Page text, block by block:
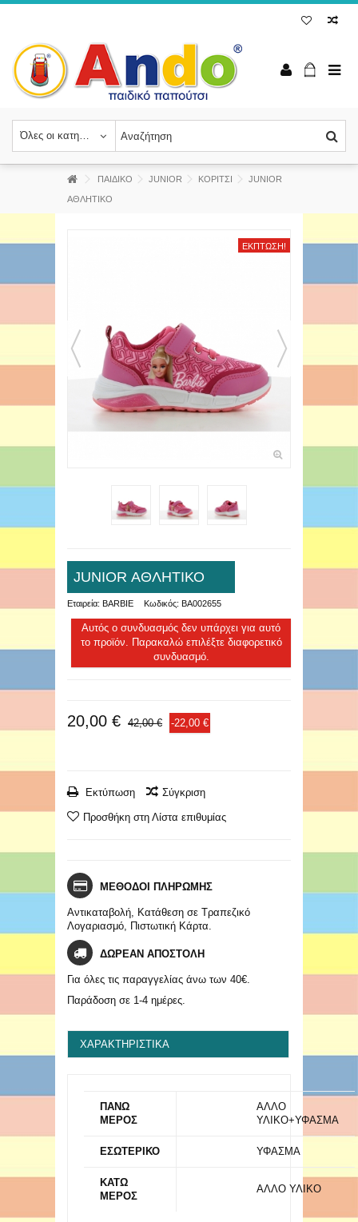
Όλες οι κατηγορίες
ΠΑΙΔΙΚΟ JUNIOR ΚΟΡΙΤΣΙ JUNIOR
ΑΘΛΗΤΙΚΟ
ΈΚΠΤΩΣΗ!
JUNIOR ΑΘΛΗΤΙΚΟ
Εταιρεία: BARBIE Κωδικός: BA002655
Αυτός ο συνδυασμός δεν υπάρχει για αυτό
το προϊόν. Παρακαλώ επιλέξτε διαφορετικό
συνδυασμό.
20,00 € 42,00 € -22,00 €
Εκτύπωση Σύγκριση
Προσθήκη στη Λίστα επιθυμίας
ΜΕΘΟΔΟΙ ΠΛΗΡΩΜΗΣ
Αντικαταβολή, Κατάθεση σε Τραπεζικό
Λογαριασμό, Πιστωτική Κάρτα.
ΔΩΡΕΑΝ ΑΠΟΣΤΟΛΗ
Για όλες τις παραγγελίας άνω των 40€.
Παράδοση σε 1-4 ημέρες.
ΧΑΡΑΚΤΗΡΙΣΤΙΚΆ
ΠΑΝΩ
ΜΕΡΟΣ
ΑΛΛΟ
ΥΛΙΚΟ+ΥΦΑΣΜΑ
ΕΣΩΤΕΡΙΚΟ ΥΦΑΣΜΑ
ΚΑΤΩ
ΜΕΡΟΣ
ΑΛΛΟ ΥΛΙΚΟ